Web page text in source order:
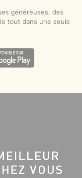
généreuses, des
tout dans une seule
VOUS